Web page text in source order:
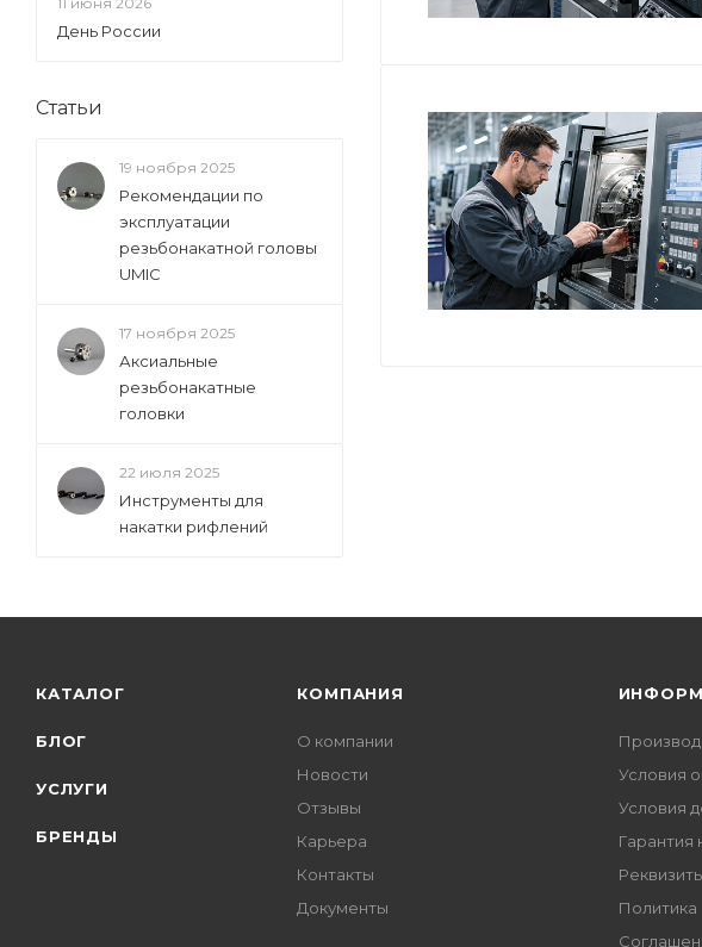
День России
Статьи
19 ноября 2025
Рекомендации по
эксплуатации
резьбонакатной головы
UMIC
17 ноября 2025
Аксиальные
резьбонакатные
головки
22 июля 2025
Инструменты для
накатки рифлений
КАТАЛОГ
БЛОГ
УСЛУГИ
БРЕНДЫ
КОМПАНИЯ
О компании
Новости
Отзывы
Карьера
Контакты
Документы
Условия
Условия
Гарантия
Политика